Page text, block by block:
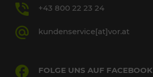
+43 800 22 23 24
kundenservice[at]vor.at
FOLGE UNS AUF FACEBOOK